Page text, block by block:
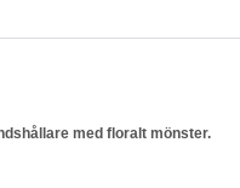
med floralt mönster.